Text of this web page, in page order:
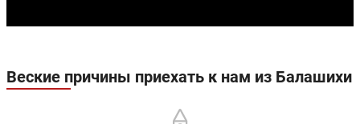
Веские причины приехать к нам из Балашихи